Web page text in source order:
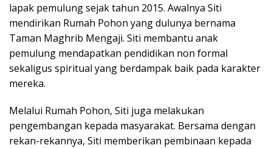
lapak pemulung sejak tahun 2015. Awalnya Siti
mendirikan Rumah Pohon yang dulunya bernama
Taman Maghrib Mengaji. Siti membantu anak
pemulung mendapatkan pendidikan non formal
sekaligus spiritual yang berdampak baik pada karakter
mereka.
Melalui Rumah Pohon, Siti juga melakukan
pengembangan kepada masyarakat. Bersama dengan
rekan-rekannya, Siti memberikan pembinaan kepada